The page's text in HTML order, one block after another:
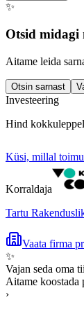
✨
Otsid midagi
Aitame leida
Otsin sarnast
Investeering
Hind kokkuleppel
Küsi, millal
Korraldaja
Tartu
Vaata firma
✨
Vajan seda oma
Aitame koostada
›